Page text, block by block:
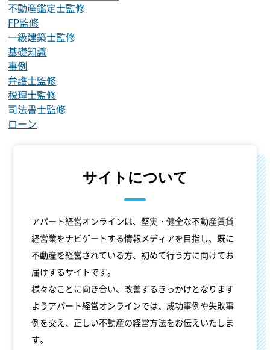
不動産鑑定士監修
FP監修
一級建築士監修
基礎知識
事例
弁護士監修
税理士監修
司法書士監修
ローン
サイトについて
アパート経営オンラインは、堅実・健全な不動産賃貸
経営業をナビゲートする情報メディアを目指し、既に
不動産を経営されている方、初めて行う方に向けてお
届けするサイトです。
様々なことに向き合い、改善するきっかけとなります
ようアパート経営オンラインでは、成功事例や失敗事
例を交え、正しい不動産の経営方法をお伝えいたしま
す。